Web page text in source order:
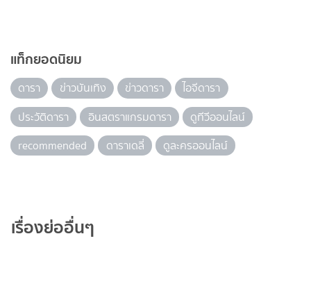
แท็กยอดนิยม
ดารา ข่าวบันเทิง ข่าวดารา
ไอจีดารา
ประวัติดารา
อินสตราแกรมดารา
ดูทีวีออนไลน์
recommended
ดาราเดลี่ ดูละครออนไลน์
เรื่องย่ออื่นๆ